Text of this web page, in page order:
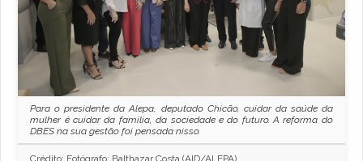
Para o presidente da Alepa, deputado Chicão, cuidar da saúde da
mulher é cuidar da família, da sociedade e do futuro. A reforma do
DBES na sua gestão foi pensada nisso.